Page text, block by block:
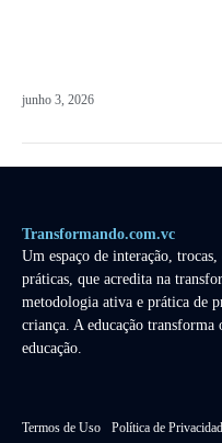
junho 3, 2026
Transformando.com.vc
Um espaço de interação,
práticas, que acredita na
metodologia ativa e prática de
criança. A educação
educação.
Termos de Uso Política de